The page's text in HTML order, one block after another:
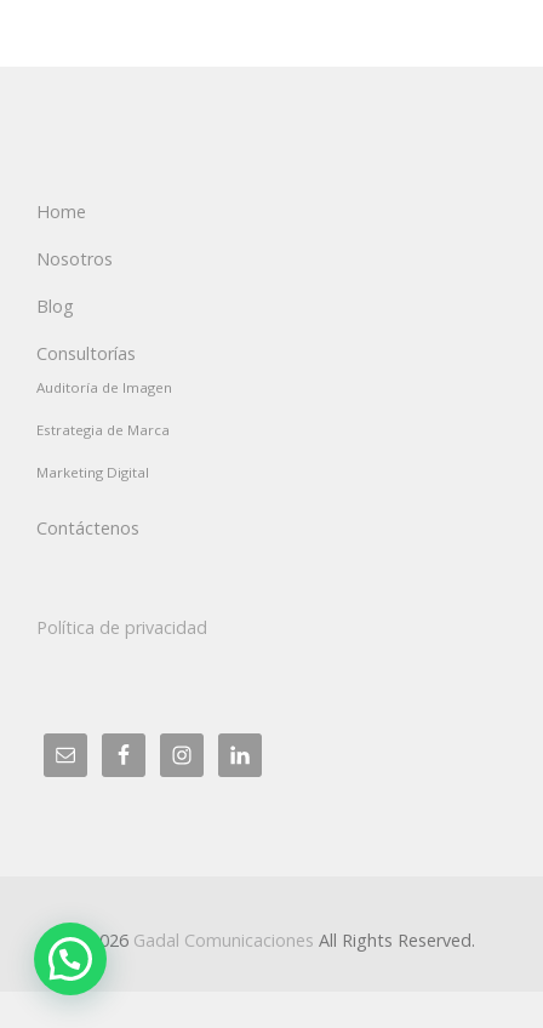
Home
Nosotros
Blog
Consultorías
Auditoría de Imagen
Estrategia de Marca
Marketing Digital
Contáctenos
Política de privacidad
© 2026 Gadal Comunicaciones All Rights Reserved.